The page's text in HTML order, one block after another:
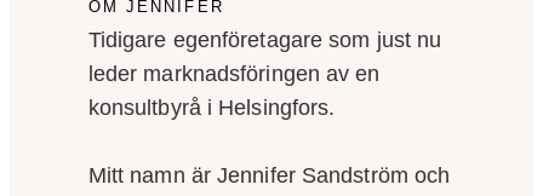
OM JENNIFER
Tidigare egenföretagare som just nu
leder marknadsföringen av en
konsultbyrå i Helsingfors.
Mitt namn är Jennifer Sandström och